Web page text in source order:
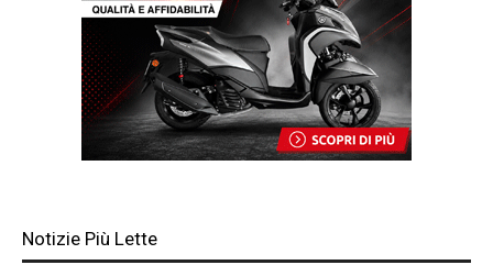
Notizie Più Lette